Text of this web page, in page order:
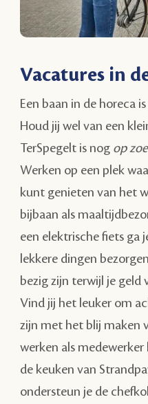
Vacatures in
Een baan in de horeca
Houd jij wel van een
TerSpegelt is nog op
Werken op een plek
kunt genieten van het
bijbaan als
een elektrische fiets ga
lekkere dingen
bezig zijn terwijl je geld
Vind jij het leuker om
zijn met het blij maken
werken als medewerker
de keuken van
ondersteun je de